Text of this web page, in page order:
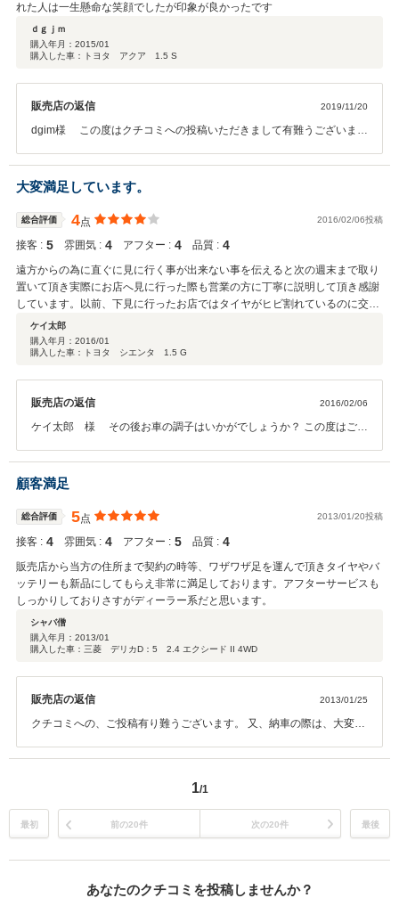
れた人は一生懸命な笑顔でしたが印象が良かったです
ｄｇｊｍ
購入年月： 2015/01
購入した車：トヨタ アクア 1.5 S
販売店の返信 2019/11/20
dgim様 この度はクチコミへの投稿いただきまして有難うございま
た。頂いたご指摘をもとに、快適に過ごして頂ける 店舗作りに努めて
まいります。 点検・車検等の機会がございましたら、ぜひまた弊社へ
お越しくださいませ。今後とも宜しくお願い致します。
大変満足しています。
総合評価 4点 2016/02/06投稿
接客 : 5 雰囲気 : 4 アフター : 4 品質 : 4
遠方からの為に直ぐに見に行く事が出来ない事を伝えると次の週末まで取り
置いて頂き実際にお店へ見に行った際も営業の方に丁寧に説明して頂き感謝
しています。以前、下見に行ったお店ではタイヤがヒビ割れているのに交換
しなくて大丈夫ですと説明され(個人的な意見ですが知識の無い方へ非常に危
険な説明だと思います)お店の対応を疑いましたが、今回は次回の車検でもタ
イヤの残り溝はまだ大丈夫な状態でしたが新品へ交換して頂けました。この
ケイ太郎
購入年月： 2016/01
購入した車：トヨタ シエンタ 1.5 G
販売店の返信 2016/02/06
ケイ太郎 様 その後お車の調子はいかがでしょうか？ この度はご契
価のクチコミを頂き、大変うれしく思います。 お客様に喜んで頂ける
ことが、何よりも私共の励みになります。 またぜひお気軽にお立ち寄
りください。 今後ともどうぞ宜しくお願い致します。
顧客満足
総合評価 5点 2013/01/20投稿
接客 : 4 雰囲気 : 4 アフター : 5 品質 : 4
販売店から当方の住所まで契約の時等、ワザワザ足を運んで頂きタイヤやバ
ッテリーも新品にしてもらえ非常に満足しております。アフターサービスも
しっかりしておりさすがディーラー系だと思います。
シャバ僧
購入年月： 2013/01
購入した車：三菱 デリカD：5 2.4 エクシード II 4WD
販売店の返信 2013/01/25
クチコミへの、ご投稿有り難うございます。 又、納車の際は、大変お
きました、デリカの使い心地は、いかがですか？ これからも、点検、
本多
1/1
最初 前の20件 次の20件 最後
あなたのクチコミを投稿しませんか？